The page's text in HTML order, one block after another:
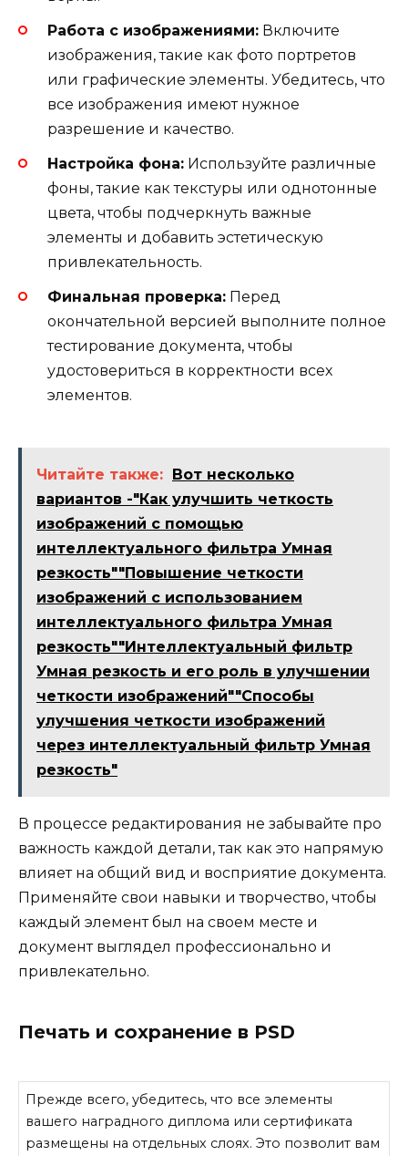
Работа с изображениями: Включите
изображения, такие как фото портретов
или графические элементы. Убедитесь, что
все изображения имеют нужное
разрешение и качество.
Настройка фона: Используйте различные
фоны, такие как текстуры или однотонные
цвета, чтобы подчеркнуть важные
элементы и добавить эстетическую
привлекательность.
Финальная проверка: Перед
окончательной версией выполните полное
тестирование документа, чтобы
удостовериться в корректности всех
элементов.
Читайте также: Вот несколько
вариантов -"Как улучшить четкость
изображений с помощью
интеллектуального фильтра Умная
резкость""Повышение четкости
изображений с использованием
интеллектуального фильтра Умная
резкость""Интеллектуальный фильтр
Умная резкость и его роль в улучшении
четкости изображений""Способы
улучшения четкости изображений
через интеллектуальный фильтр Умная
резкость"
В процессе редактирования не забывайте про
важность каждой детали, так как это напрямую
влияет на общий вид и восприятие документа.
Применяйте свои навыки и творчество, чтобы
каждый элемент был на своем месте и
документ выглядел профессионально и
привлекательно.
Печать и сохранение в PSD
Прежде всего, убедитесь, что все элементы
вашего наградного диплома или сертификата
размещены на отдельных слоях. Это позволит вам